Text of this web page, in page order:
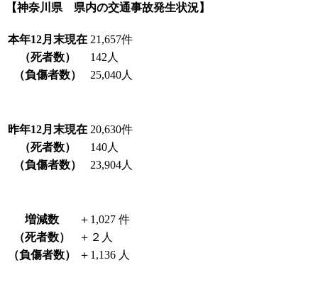
【神奈川県 県内の交通事故発生状況】
本年12月末現在 21,657件
（死者数）
142人
（負傷者数）
25,040人
昨年12月末現在 20,630件
（死者数）
140人
（負傷者数）
23,904人
増減数
＋1,027 件
（死者数）
＋２人
（負傷者数）
＋1,136 人